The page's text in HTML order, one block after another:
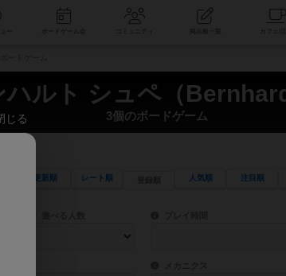
コミュニティ
ルト シュペ（
3個のボードゲーム
更新順 レート順 人気順 注目順
索ができます。
ます。 目安となる所要時間を指定す
モチーフ・ストーリーを指定することができます。直感的にゲーム
ゲーム性を構成するコアシス
じる